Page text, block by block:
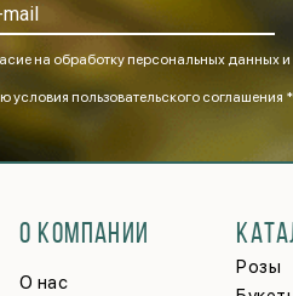
на обработку персональных данных и
условия пользовательского соглашения *
О КОМПАНИИ
О нас
Розы